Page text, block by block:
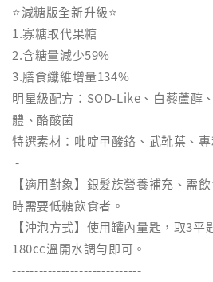
⭐減糖版全新升級⭐
1.寡糖取代果糖
2.含糖量減少59%
3.膳食纖維增量134%
明星級配方：SOD-Like、白藜蘆醇
體、酪酸菌
特選素材：吡啶甲酸鉻、武靴葉、
-
【適用對象】銀髮族營養補充、需
時需要低糖飲食者。
【沖泡方式】使用罐內量匙，取3平
180cc溫開水調勻即可。
-----------------------------